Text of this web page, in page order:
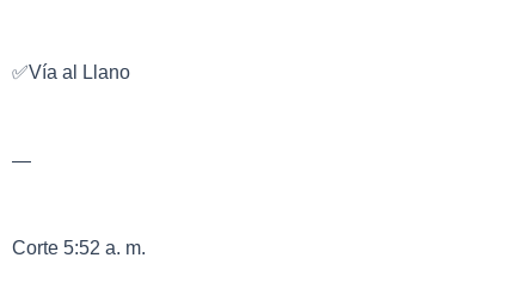
✅Vía al Llano
—
Corte 5:52 a. m.